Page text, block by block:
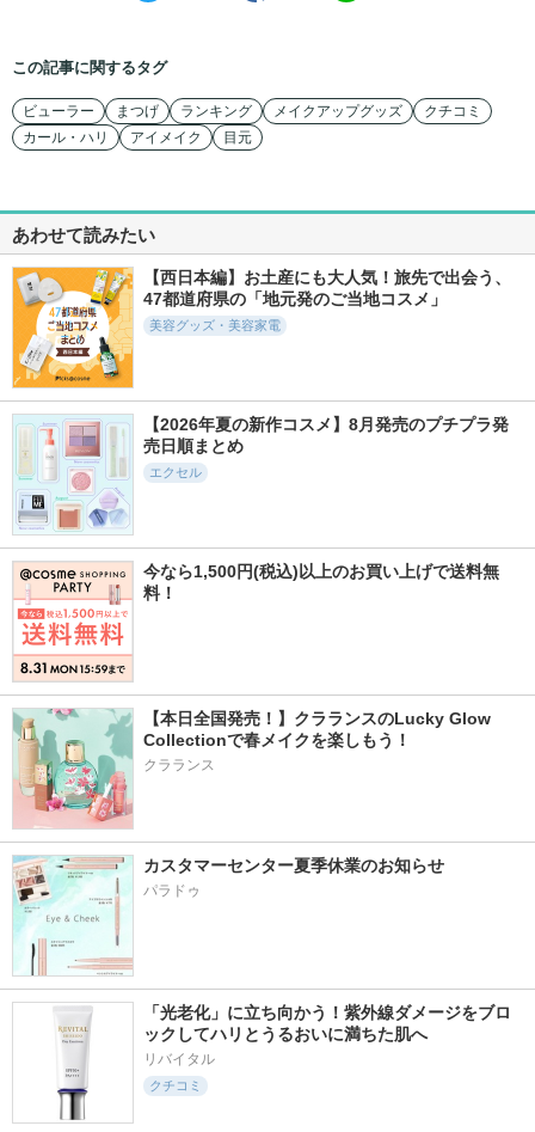
この記事に関するタグ
ビューラー まつげ ランキング メイクアップグッズ
クチコミ
カール・ハリ
アイメイク 目元
あわせて読みたい
【西日本編】お土産にも大人気！旅先で出会う、
47都道府県の「地元発のご当地コスメ」
美容グッズ・美容家電
【2026年夏の新作コスメ】8月発売のプチプラ発
売日順まとめ
エクセル
今なら1,500円(税込)以上のお買い上げで送料無
料！
【本日全国発売！】クラランスのLucky Glow
Collectionで春メイクを楽しもう！
クラランス
カスタマーセンター夏季休業のお知らせ
パラドゥ
「光老化」に立ち向かう！紫外線ダメージをブロ
ックしてハリとうるおいに満ちた肌へ
リバイタル
クチコミ